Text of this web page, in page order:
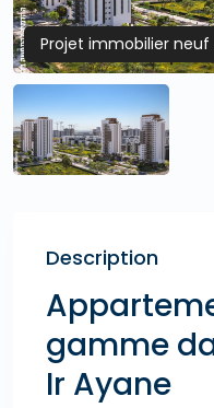
Projet immobilier neuf
Description
gamme
Ir Ayane